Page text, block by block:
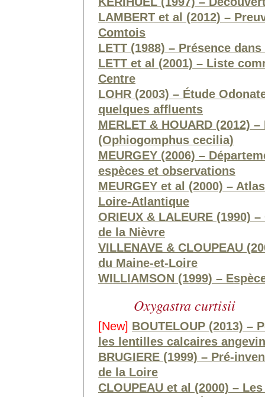
LAMBERT et al (2012) –
Comtois
LETT (1988) – Présence
LETT et al (2001) – Liste
Centre
LOHR (2003) – Étude
quelques affluents
MERLET & HOUARD (2012)
(Ophiogomphus cecilia)
MEURGEY (2006) –
espèces et observations
MEURGEY et al (2000) –
Loire-Atlantique
ORIEUX & LALEURE (1990)
de la Nièvre
VILLENAVE & CLOUPEAU
du Maine-et-Loire
WILLIAMSON (1999) –
Oxygastra curtisii
[New] BOUTELOUP (2013) –
les lentilles calcaires
BRUGIERE (1999) – Pré-
de la Loire
CLOUPEAU et al (2000) –